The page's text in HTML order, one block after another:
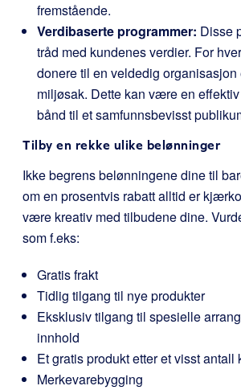
fremstående.
Verdibaserte programmer: Disse
tråd med kundenes verdier. For
donere til en veldedig
miljøsak. Dette kan være en
bånd til et samfunnsbevisst
Tilby en rekke ulike belønninger
Ikke begrens belønningene dine til
om en prosentvis rabatt alltid er
være kreativ med tilbudene dine.
som f.eks:
Gratis frakt
Tidlig tilgang til nye produkter
Eksklusiv tilgang til spesielle
innhold
Et gratis produkt etter et visst antall
Merkevarebygging